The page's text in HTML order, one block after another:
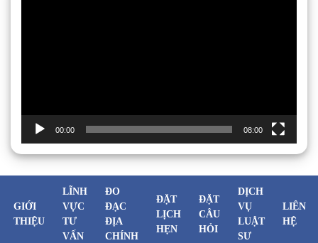
00:00 08:00
GIỚI
THIỆU
LĨNH
VỰC
TƯ
VẤN
ĐO
ĐẠC
ĐỊA
CHÍNH
ĐẶT
LỊCH
HẸN
ĐẶT
CÂU
HỎI
DỊCH
VỤ
LUẬT
SƯ
LIÊN
HỆ